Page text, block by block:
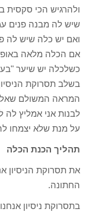
ולהרגיש הכי
שיש לה מבנה פנים
ואם יש כלה שיש לה
אם הכלה מלאה
כשלכלה יש שיער
בשלב תסרוקת
המראה המשולם
לבנות אני אמליץ לה
על מנת שלא יצמחו
תהליך הכנת הכלה
את תסרוקת הניסיון
החתונה.
בתסרוקת ניסיון